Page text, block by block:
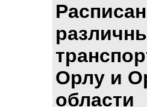
Орлу и
области